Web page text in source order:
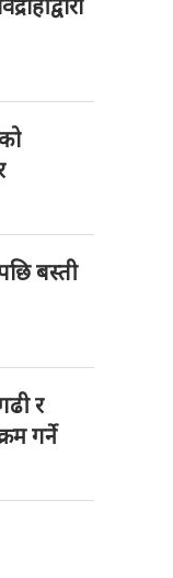
बस्ती
र
गर्ने